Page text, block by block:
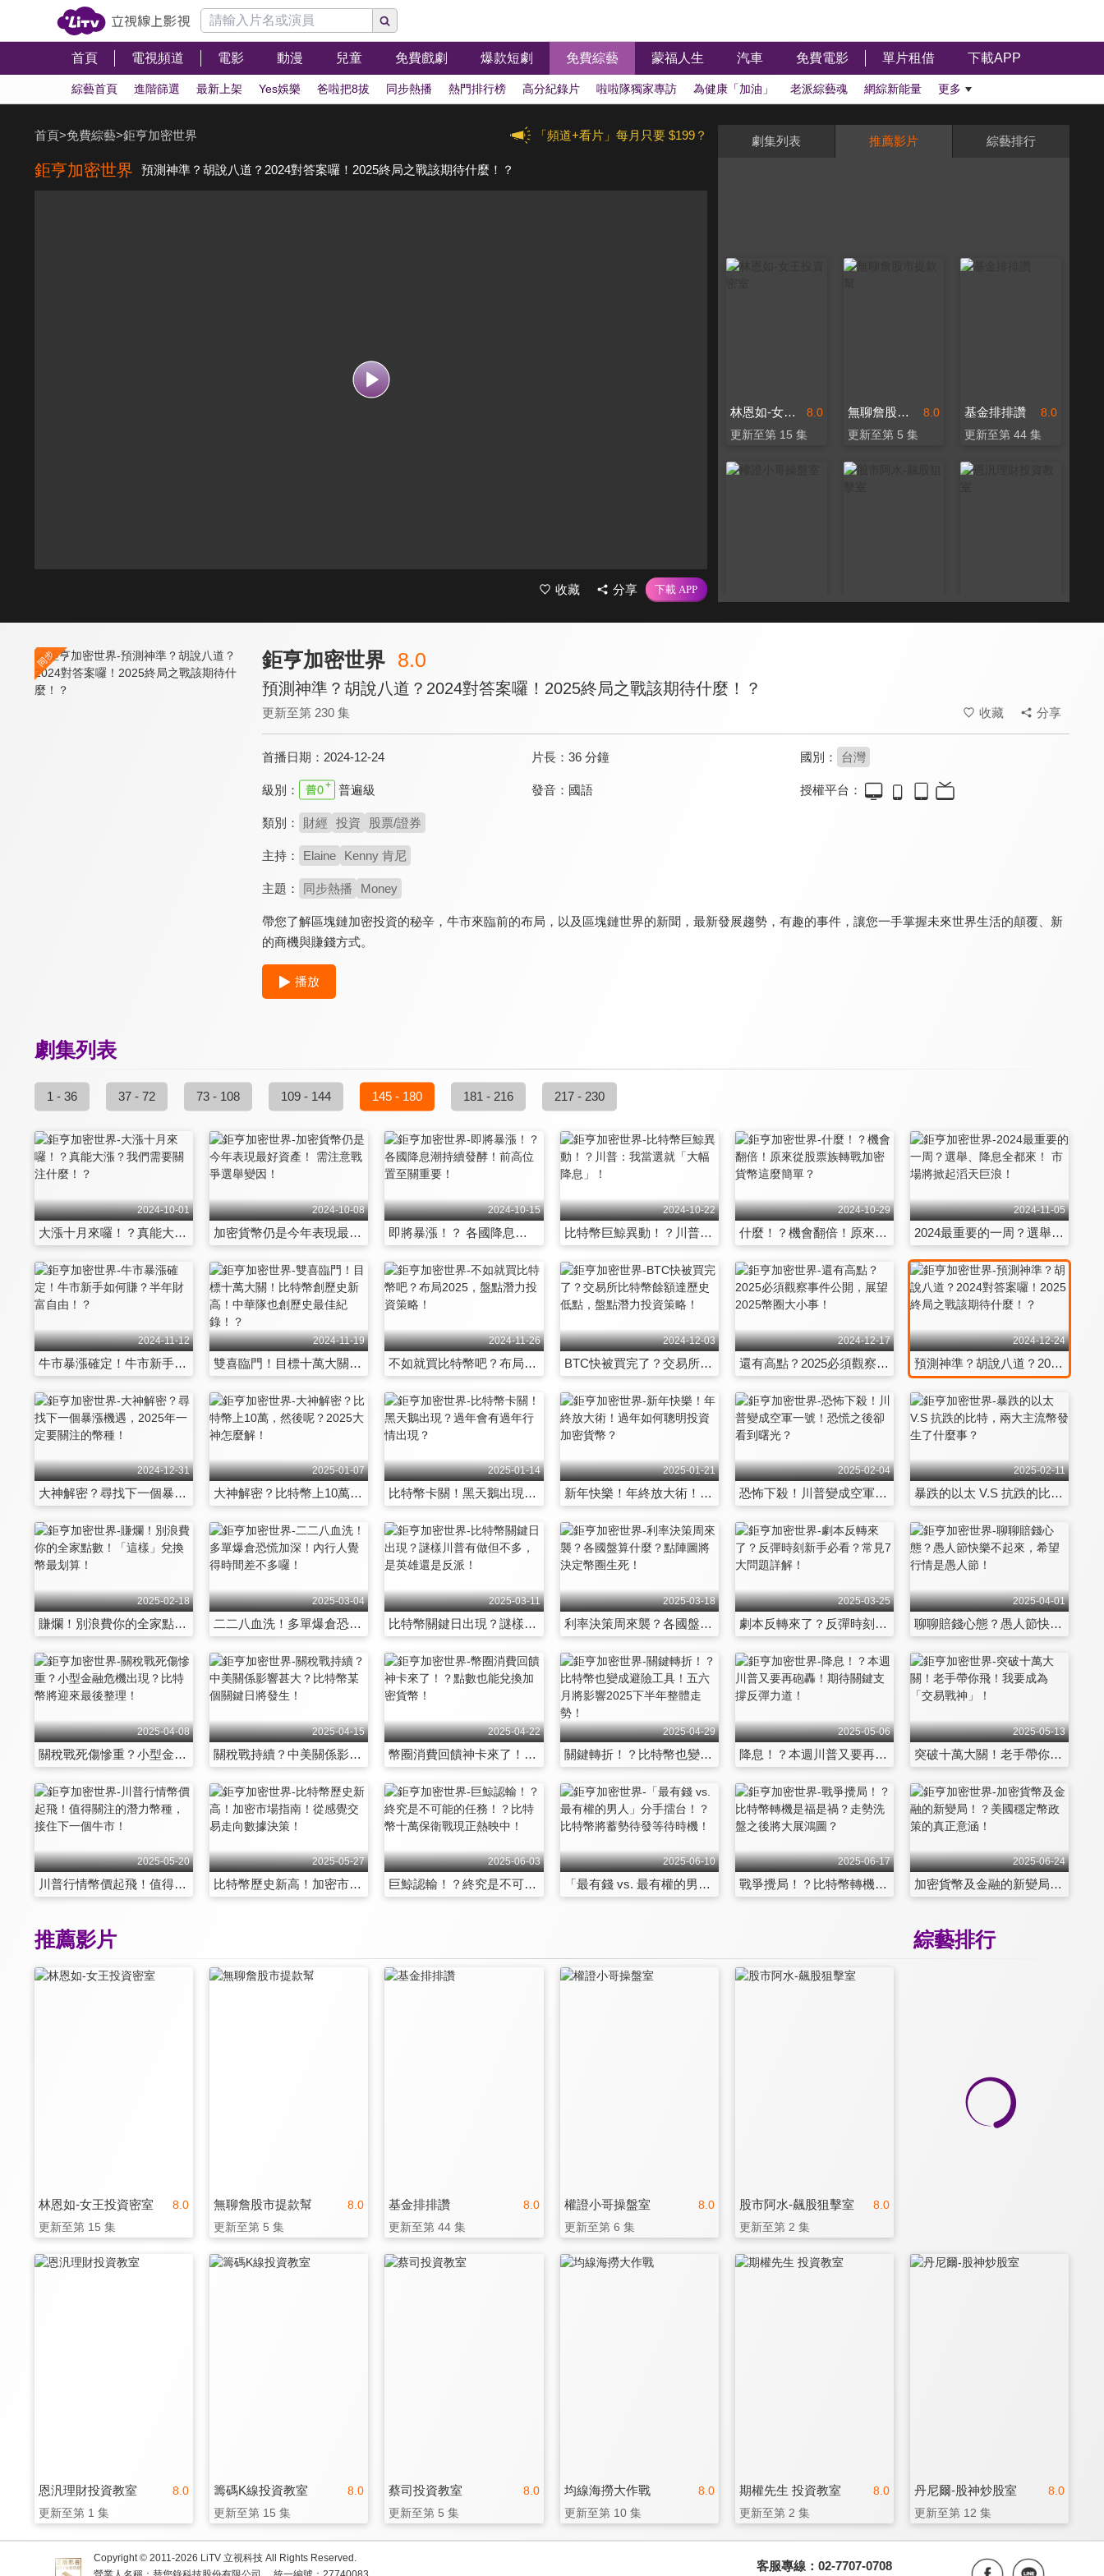
首頁 電視頻道 電影 動漫 兒童 免費戲劇 爆款短劇 免費綜藝 蒙福人生 汽車 免費電影 單片租借 下載APP
綜藝首頁 進階篩選 最新上架 Yes娛樂 爸啦把8拔 同步熱播 熱門排行榜 高分紀錄片 啦啦隊獨家專訪 為健康「加油」 老派綜藝魂 網綜新能量 更多
「頻道+看片」每月只要 $199？
首頁>免費綜藝>鉅亨加密世界
鉅亨加密世界 預測神準？胡說八道？2024對答案囉！2025終局之戰該期待什麼！？
收藏 分享
劇集列表 推薦影片 綜藝排行
8.0
林恩如-女王投資密室
更新至第 15 集
8.0
無聊詹股市提款幫
更新至第 5 集
8.0
基金排排讚
更新至第 44 集
鉅亨加密世界 8.0
預測神準？胡說八道？2024對答案囉！2025終局之戰該期待什麼！？
更新至第 230 集 收藏 分享
首播日期： 2024-12-24 片長： 36 分鐘 國別： 台灣
級別： 普遍級 發音： 國語 授權平台：
類別： 財經 投資 股票/證券
主持： Elaine Kenny 肯尼
主題： 同步熱播 Money
帶您了解區塊鏈加密投資的秘辛，牛市來臨前的布局，以及區塊鏈世界的新聞，最新發展趨勢，有趣的事件，讓您一手掌握未來世界生活的顛覆、新
的商機與賺錢方式。
播放
劇集列表
1 - 36 37 - 72 73 - 108 109 - 144 145 - 180 181 - 216 217 - 230
2024-10-01
大漲十月來囉！？真能大漲？我們需要關注什麼！？
2024-10-08
加密貨幣仍是今年表現最好資產！ 需注意戰爭選舉變因！
2024-10-15
即將暴漲！？ 各國降息潮持續發酵！前高位置至關重要！
2024-10-22
比特幣巨鯨異動！？川普：我當選就「大幅降息」！
2024-10-29
什麼！？機會翻倍！原來從股票族轉戰加密貨幣這麼簡單？
2024-11-05
2024最重要的一周？選舉、降息全都來！ 市場將掀起滔天巨浪！
2024-11-12
牛市暴漲確定！牛市新手如何賺？半年財富自由！？
2024-11-19
雙喜臨門！目標十萬大關！比特幣創歷史新高！中華隊也創歷史最佳紀錄！？
2024-11-26
不如就買比特幣吧？布局2025，盤點潛力投資策略！
2024-12-03
BTC快被買完了？交易所比特幣餘額達歷史低點，盤點潛力投資策略！
2024-12-17
還有高點？2025必須觀察事件公開，展望2025幣圈大小事！
2024-12-24
預測神準？胡說八道？2024對答案囉！2025終局之戰該期待什麼！？
2024-12-31
大神解密？尋找下一個暴漲機遇，2025年一定要關注的幣種！
2025-01-07
大神解密？比特幣上10萬，然後呢？2025大神怎麼解！
2025-01-14
比特幣卡關！黑天鵝出現？過年會有過年行情出現？
2025-01-21
新年快樂！年終放大術！過年如何聰明投資加密貨幣？
2025-02-04
恐怖下殺！川普變成空軍一號！恐慌之後卻看到曙光？
2025-02-11
暴跌的以太 V.S 抗跌的比特，兩大主流幣發生了什麼事？
2025-02-18
賺爛！別浪費你的全家點數！「這樣」兌換幣最划算！
2025-03-04
二二八血洗！多單爆倉恐慌加深！內行人覺得時間差不多囉！
2025-03-11
比特幣關鍵日出現？謎樣川普有做但不多，是英雄還是反派！
2025-03-18
利率決策周來襲？各國盤算什麼？點陣圖將決定幣圈生死！
2025-03-25
劇本反轉來了？反彈時刻新手必看？常見7大問題詳解！
2025-04-01
聊聊賠錢心態？愚人節快樂不起來，希望行情是愚人節！
2025-04-08
關稅戰死傷慘重？小型金融危機出現？比特幣將迎來最後整理！
2025-04-15
關稅戰持續？中美關係影響甚大？比特幣某個關鍵日將發生！
2025-04-22
幣圈消費回饋神卡來了！？點數也能兌換加密貨幣！
2025-04-29
關鍵轉折！？比特幣也變成避險工具！五六月將影響2025下半年整體走勢！
2025-05-06
降息！？本週川普又要再砲轟！期待關鍵支撐反彈力道！
2025-05-13
突破十萬大關！老手帶你飛！我要成為「交易戰神」！
2025-05-20
川普行情幣價起飛！值得關注的潛力幣種，接住下一個牛市！
2025-05-27
比特幣歷史新高！加密市場指南！從感覺交易走向數據決策！
2025-06-03
巨鯨認輸！？終究是不可能的任務！？比特幣十萬保衛戰現正熱映中！
2025-06-10
「最有錢 vs. 最有權的男人」分手擂台！？比特幣將蓄勢待發等待時機！
2025-06-17
戰爭攪局！？比特幣轉機是福是禍？走勢洗盤之後將大展鴻圖？
2025-06-24
加密貨幣及金融的新變局！？美國穩定幣政策的真正意涵！
綜藝排行
推薦影片
8.0
林恩如-女王投資密室
更新至第 15 集
8.0
無聊詹股市提款幫
更新至第 5 集
8.0
基金排排讚
更新至第 44 集
8.0
權證小哥操盤室
更新至第 6 集
8.0
股市阿水-飆股狙擊室
更新至第 2 集
8.0
恩汎理財投資教室
更新至第 1 集
8.0
籌碼K線投資教室
更新至第 15 集
8.0
蔡司投資教室
更新至第 5 集
8.0
均線海撈大作戰
更新至第 10 集
8.0
期權先生 投資教室
更新至第 2 集
8.0
丹尼爾-股神炒股室
更新至第 12 集
Copyright © 2011-2026 LiTV 立視科技 All Rights Reserved.
客服專線：02-7707-0708